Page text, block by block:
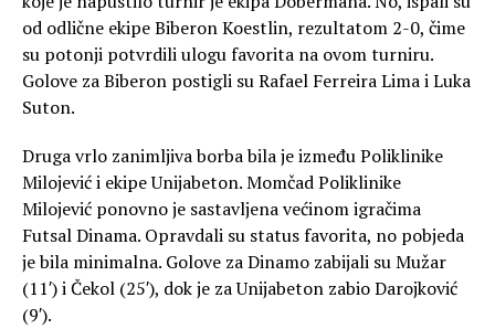
od odlične ekipe Biberon Koestlin, rezultatom 2-0, čime
su potonji potvrdili ulogu favorita na ovom turniru.
Golove za Biberon postigli su Rafael Ferreira Lima i Luka
Suton.
Druga vrlo zanimljiva borba bila je između Poliklinike
Milojević i ekipe Unijabeton. Momčad Poliklinike
Milojević ponovno je sastavljena većinom igračima
Futsal Dinama. Opravdali su status favorita, no pobjeda
je bila minimalna. Golove za Dinamo zabijali su Mužar
(11′) i Čekol (25′), dok je za Unijabeton zabio Darojković
(9′).